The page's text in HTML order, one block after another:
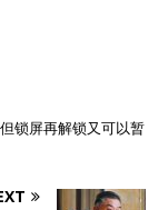
锁屏再解锁又可以暂